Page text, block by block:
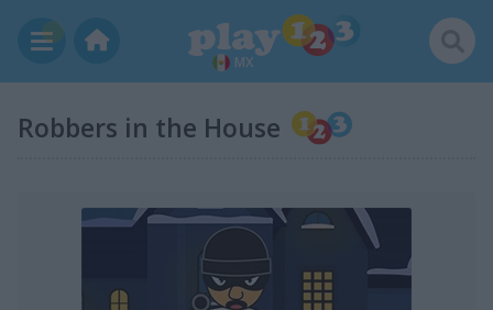
MX
Robbers in the House